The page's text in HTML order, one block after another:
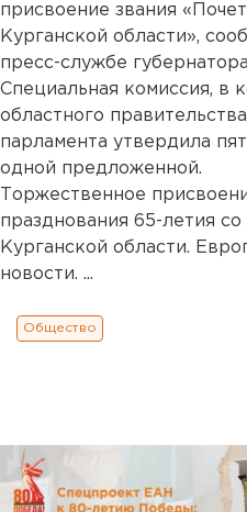
присвоение звания
Курганской области»,
пресс-службе
Специальная комиссия, в
областного
парламента утвердила
одной предложенной.
Торжественное
празднования 65-летия
Курганской области.
новости. ...
Общество